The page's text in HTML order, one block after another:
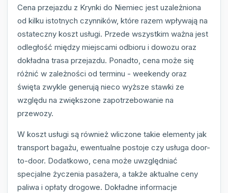
Cena przejazdu z Krynki do Niemiec jest uzależniona
od kilku istotnych czynników, które razem wpływają na
ostateczny koszt usługi. Przede wszystkim ważna jest
odległość między miejscami odbioru i dowozu oraz
dokładna trasa przejazdu. Ponadto, cena może się
różnić w zależności od terminu - weekendy oraz
święta zwykle generują nieco wyższe stawki ze
względu na zwiększone zapotrzebowanie na
przewozy.
W koszt usługi są również wliczone takie elementy jak
transport bagażu, ewentualne postoje czy usługa door-
to-door. Dodatkowo, cena może uwzględniać
specjalne życzenia pasażera, a także aktualne ceny
paliwa i opłaty drogowe. Dokładne informacje